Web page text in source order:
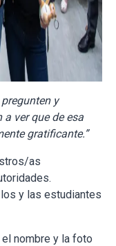
y
ver que de esa
gratificante.”
as
y las estudiantes
nombre y la foto